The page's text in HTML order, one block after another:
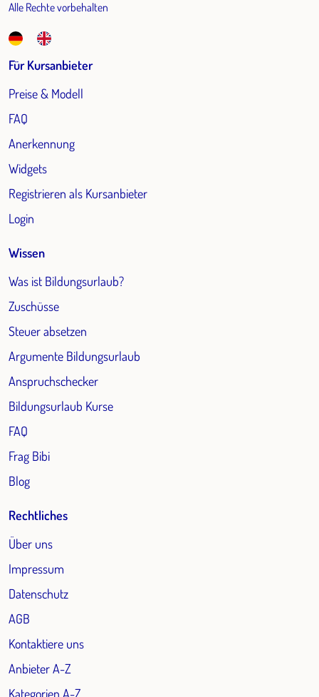
Alle Rechte vorbehalten
Für Kursanbieter
Preise & Modell
FAQ
Anerkennung
Widgets
Registrieren als Kursanbieter
Login
Wissen
Was ist Bildungsurlaub?
Zuschüsse
Steuer absetzen
Argumente Bildungsurlaub
Anspruchschecker
Bildungsurlaub Kurse
FAQ
Frag Bibi
Blog
Rechtliches
Über uns
Impressum
Datenschutz
AGB
Kontaktiere uns
Anbieter A-Z
Kategorien A-Z